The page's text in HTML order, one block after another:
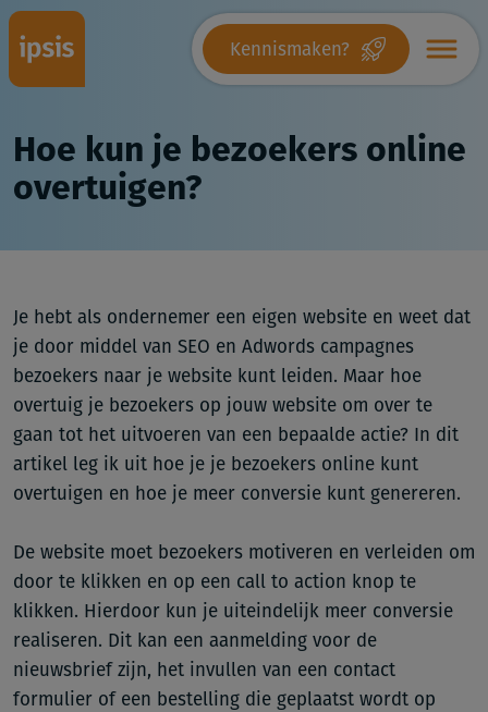
Kennismaken?
Hoe kun je bezoekers online
overtuigen?
Je hebt als ondernemer een eigen website en weet dat
je door middel van SEO en Adwords campagnes
bezoekers naar je website kunt leiden. Maar hoe
overtuig je bezoekers op jouw website om over te
gaan tot het uitvoeren van een bepaalde actie? In dit
artikel leg ik uit hoe je je bezoekers online kunt
overtuigen en hoe je meer conversie kunt genereren.
De website moet bezoekers motiveren en verleiden om
door te klikken en op een call to action knop te
klikken. Hierdoor kun je uiteindelijk meer conversie
realiseren. Dit kan een aanmelding voor de
nieuwsbrief zijn, het invullen van een contact
formulier of een bestelling die geplaatst wordt op